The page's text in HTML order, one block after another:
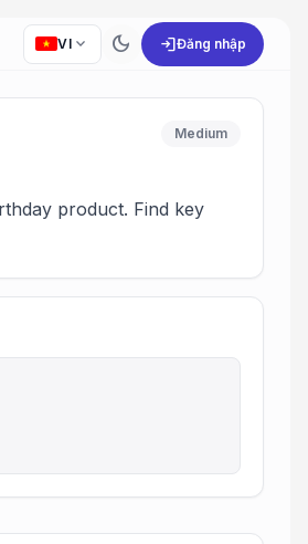
VI expand_more dark_mode loginĐăng nhập
Medium
product. Find key